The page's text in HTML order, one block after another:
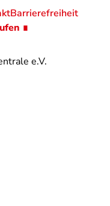
e.V.
Barrierefreiheit
∎